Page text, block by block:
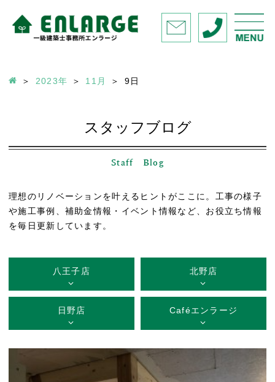
2023年 11月 9日
スタッフブログ
Staff Blog
理想のリノベーションを叶えるヒントがここに。工事の様子
や施工事例、補助金情報・イベント情報など、お役立ち情報
を毎日更新しています。
八王子店 北野店
日野店 Caféエンラージ